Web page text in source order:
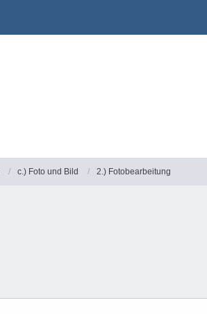
c.) Foto und Bild 2.) Fotobearbeitung